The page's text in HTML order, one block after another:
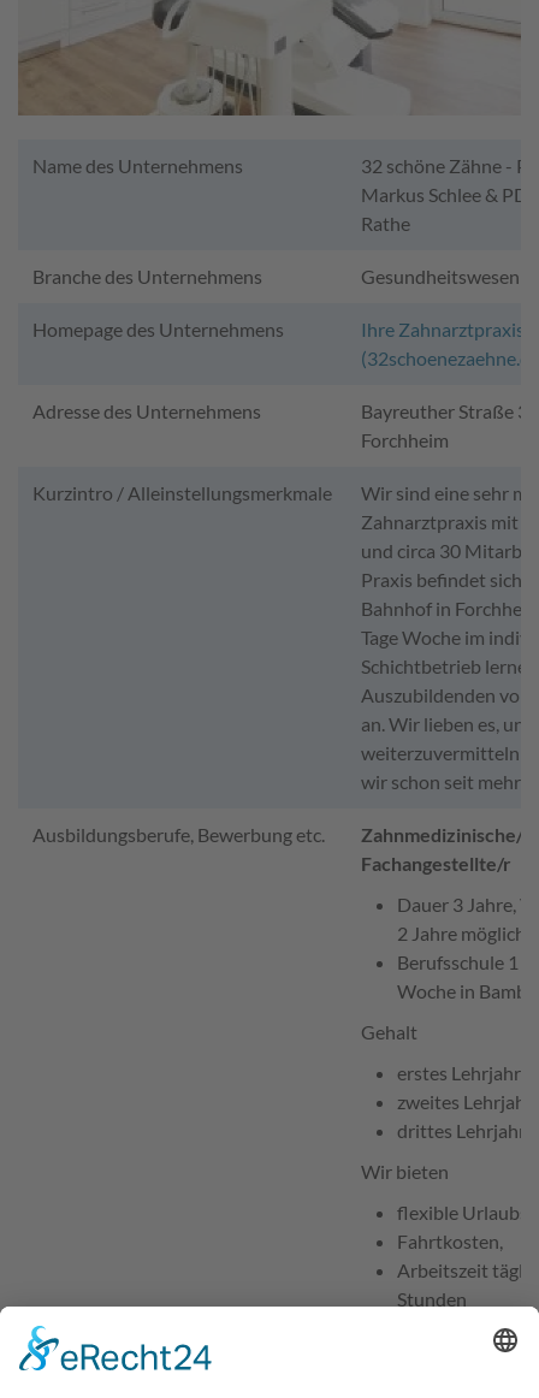
Name des Unternehmens
32 schöne Zähne -
Markus Schlee & PD
Rathe
Branche des Unternehmens Gesundheitswesen -
Homepage des Unternehmens
Ihre Zahnarztpraxis
Adresse des Unternehmens
Bayreuther Straße
Forchheim
Kurzintro / Alleinstellungsmerkmale
Wir sind eine sehr
Zahnarztpraxis mit 4
und circa 30
Praxis befindet sich
Bahnhof in
Tage Woche im
Schichtbetrieb
Auszubildenden
an. Wir lieben es,
weiterzuvermitteln
wir schon seit mehr
Ausbildungsberufe, Bewerbung etc.
Zahnmedizinische/r
Fachangestellte/r
Dauer 3 Jahre,
2 Jahre möglich
Berufsschule 1
Woche in
Gehalt
erstes Lehrjahr
zweites Lehrjahr
drittes Lehrjahr
Wir bieten
flexible
Fahrtkosten,
Arbeitszeit
Stunden